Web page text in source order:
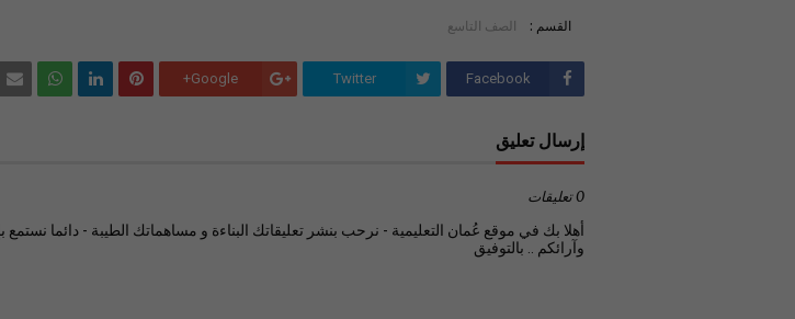
القسم : الصف التاسع
Facebook
Twitter
Google+
إرسال تعليق
0 تعليقات
أهلا بك في موقع عُمان التعليمية - نرحب بنشر تعليقاتك البناءة و مساهماتك الطيبة - دائما نستمع
وآرائكم .. بالتوفيق